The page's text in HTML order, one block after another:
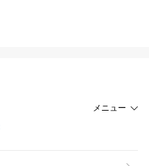
メニュー